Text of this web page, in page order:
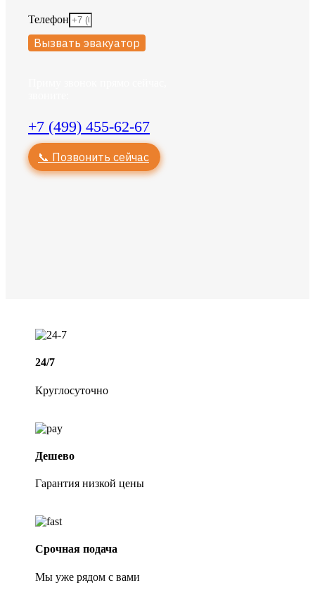
Телефон
Вызвать эвакуатор
+7 (499) 455-62-67
📞 Позвонить сейчас
24/7
Круглосуточно
Дешево
Гарантия низкой цены
Срочная подача
Мы уже рядом с вами